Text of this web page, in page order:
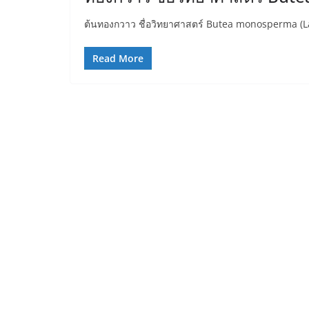
ต้นทองกวาว ชื่อวิทยาศาสตร์ Butea monosperma
Read More